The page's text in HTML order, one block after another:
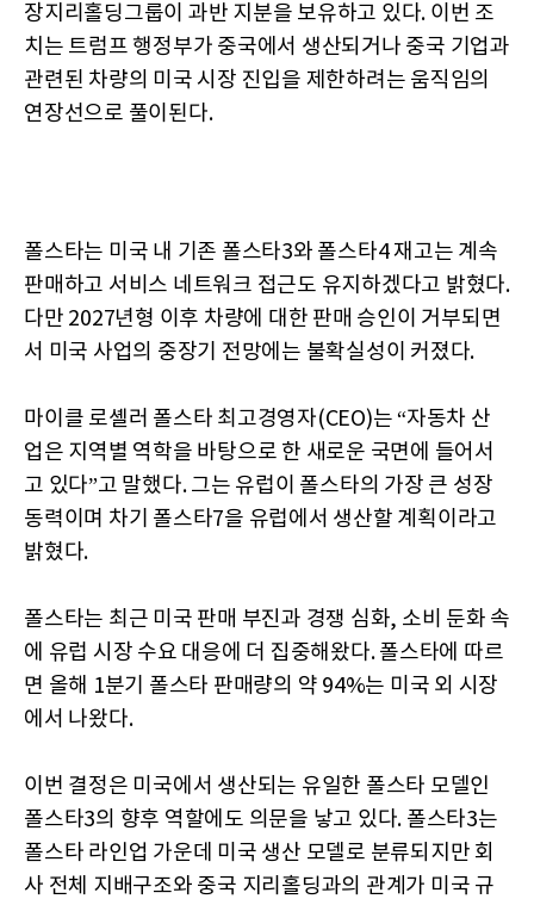
장지리홀딩그룹이 과반 지분을 보유하고 있다. 이번 조
치는 트럼프 행정부가 중국에서 생산되거나 중국 기업과
관련된 차량의 미국 시장 진입을 제한하려는 움직임의
연장선으로 풀이된다.
폴스타는 미국 내 기존 폴스타3와 폴스타4 재고는 계속
판매하고 서비스 네트워크 접근도 유지하겠다고 밝혔다.
다만 2027년형 이후 차량에 대한 판매 승인이 거부되면
서 미국 사업의 중장기 전망에는 불확실성이 커졌다.
마이클 로셸러 폴스타 최고경영자(CEO)는 “자동차 산
업은 지역별 역학을 바탕으로 한 새로운 국면에 들어서
고 있다”고 말했다. 그는 유럽이 폴스타의 가장 큰 성장
동력이며 차기 폴스타7을 유럽에서 생산할 계획이라고
밝혔다.
폴스타는 최근 미국 판매 부진과 경쟁 심화, 소비 둔화 속
에 유럽 시장 수요 대응에 더 집중해왔다. 폴스타에 따르
면 올해 1분기 폴스타 판매량의 약 94%는 미국 외 시장
에서 나왔다.
이번 결정은 미국에서 생산되는 유일한 폴스타 모델인
폴스타3의 향후 역할에도 의문을 낳고 있다. 폴스타3는
폴스타 라인업 가운데 미국 생산 모델로 분류되지만 회
사 전체 지배구조와 중국 지리홀딩과의 관계가 미국 규